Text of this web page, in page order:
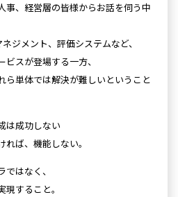
事、経営層の皆様からお話を伺う中
ジメント、評価システムなど、
スが登場する一方、
ら単体では解決が難しいということ
は成功しない
ば、機能しない。
はなく、
すること。